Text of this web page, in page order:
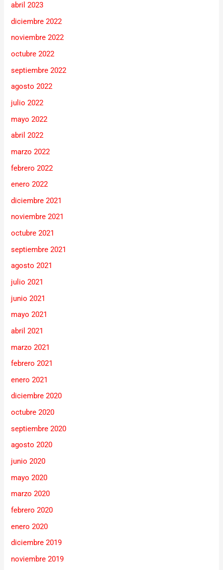
abril 2023
diciembre 2022
noviembre 2022
octubre 2022
septiembre 2022
agosto 2022
julio 2022
mayo 2022
abril 2022
marzo 2022
febrero 2022
enero 2022
diciembre 2021
noviembre 2021
octubre 2021
septiembre 2021
agosto 2021
julio 2021
junio 2021
mayo 2021
abril 2021
marzo 2021
febrero 2021
enero 2021
diciembre 2020
octubre 2020
septiembre 2020
agosto 2020
junio 2020
mayo 2020
marzo 2020
febrero 2020
enero 2020
diciembre 2019
noviembre 2019